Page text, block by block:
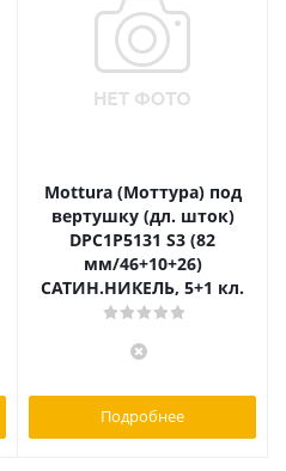
Mottura (Моттура) под
вертушку (дл. шток)
DPC1P5131 S3 (82
мм/46+10+26)
САТИН.НИКЕЛЬ, 5+1 кл.
Подробнее